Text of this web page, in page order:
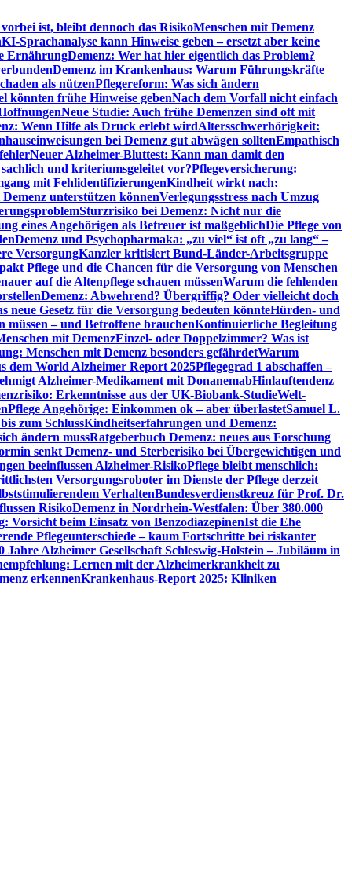
ist, bleibt dennoch das RisikoMenschen mit Demenz
KI-Sprachanalyse kann Hinweise geben – ersetzt aber keine
ErnährungDemenz: Wer hat hier eigentlich das Problem?
Demenz im Krankenhaus: Warum Führungskräfte
als nützenPflegereform: Was sich ändern
könnten frühe Hinweise gebenNach dem Vorfall nicht einfach
Neue Studie: Auch frühe Demenzen sind oft mit
Wenn Hilfe als Druck erlebt wirdAltersschwerhörigkeit:
bei Demenz gut abwägen solltenEmpathisch
Neuer Alzheimer-Bluttest: Kann man damit den
und kriteriumsgeleitet vor?Pflegeversicherung:
mit FehlidentifizierungenKindheit wirkt nach:
unterstützen könnenVerlegungsstress nach Umzug
Sturzrisiko bei Demenz: Nicht nur die
eines Angehörigen als Betreuer ist maßgeblichDie Pflege von
Demenz und Psychopharmaka: „zu viel“ ist oft „zu lang“ –
VersorgungKanzler kritisiert Bund-Länder-Arbeitsgruppe
Pflege und die Chancen für die Versorgung von Menschen
auf die Altenpflege schauen müssenWarum die fehlenden
Demenz: Abwehrend? Übergriffig? Oder vielleicht doch
neue Gesetz für die Versorgung bedeuten könnteHürden- und
– und Betroffene brauchenKontinuierliche Begleitung
mit DemenzEinzel- oder Doppelzimmer? Was ist
Menschen mit Demenz besonders gefährdetWarum
dem World Alzheimer Report 2025Pflegegrad 1 abschaffen –
Alzheimer-Medikament mit DonanemabHinlauftendenz
Erkenntnisse aus der UK-Biobank-StudieWelt-
Pflege Angehörige: Einkommen ok – aber überlastetSamuel L.
zum SchlussKindheitserfahrungen und Demenz:
ändern mussRatgeberbuch Demenz: neues aus Forschung
senkt Demenz- und Sterberisiko bei Übergewichtigen und
beeinflussen Alzheimer-RisikoPflege bleibt menschlich:
Versorgungsroboter im Dienste der Pflege derzeit
VerhaltenBundesverdienstkreuz für Prof. Dr.
RisikoDemenz in Nordrhein-Westfalen: Über 380.000
Vorsicht beim Einsatz von BenzodiazepinenIst die Ehe
Pflegeunterschiede – kaum Fortschritte bei riskanter
Jahre Alzheimer Gesellschaft Schleswig-Holstein – Jubiläum in
Lernen mit der Alzheimerkrankheit zu
erkennenKrankenhaus-Report 2025: Kliniken